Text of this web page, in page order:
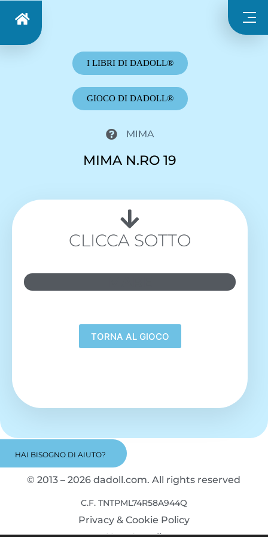
HAI BISOGNO DI AIUTO?
I LIBRI DI DADOLL®
GIOCO DI DADOLL®
MIMA
MIMA N.RO 19
CLICCA SOTTO
© 2013 – 2026 dadoll.com. All rights reserved
C.F. TNTPML74R58A944Q
Privacy & Cookie Policy